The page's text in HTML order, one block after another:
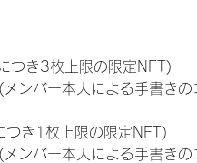
つき3枚上限の限定NFT)
バー本人による手書きの
き1枚上限の限定NFT)
バー本人による手書きの